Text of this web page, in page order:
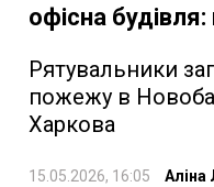
офісна
Рятувальники
пожежу в
Харкова
15.05.2026, 16:05 Аліна